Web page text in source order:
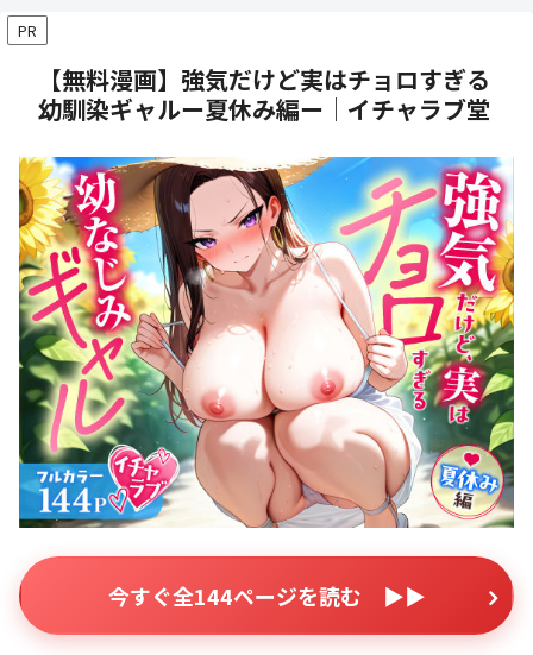
PR
【無料漫画】強気だけど実はチョロすぎる
幼馴染ギャルー夏休み編ー│イチャラブ堂
今すぐ全144ページを読む ▶▶